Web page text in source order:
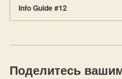
Info Guide #12
Поделитесь